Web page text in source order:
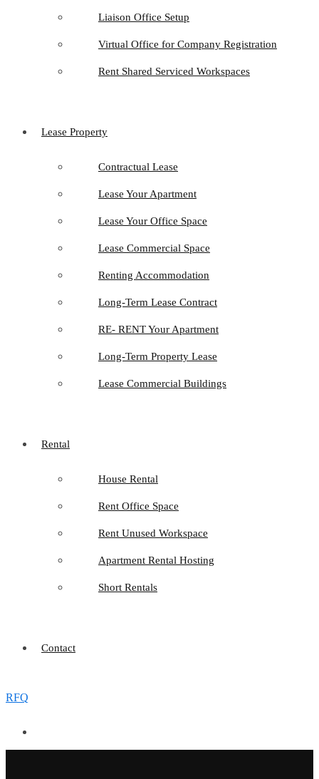
Liaison Office Setup
Virtual Office for Company Registration
Rent Shared Serviced Workspaces
Lease Property
Contractual Lease
Lease Your Apartment
Lease Your Office Space
Lease Commercial Space
Renting Accommodation
Long-Term Lease Contract
RE- RENT Your Apartment
Long-Term Property Lease
Lease Commercial Buildings
Rental
House Rental
Rent Office Space
Rent Unused Workspace
Apartment Rental Hosting
Short Rentals
Contact
RFQ